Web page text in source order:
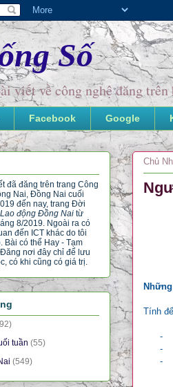
Số
viết về công nghệ đăng
Facebook Google
Chủ
Tính
-
-
-
đã đăng trên trang Công
Nai, Đồng Nai cuối
đến nay, trang Đời
Lao động Đồng Nai từ
8/2019. Ngoài ra có
đến ICT khác do tôi
Bài có thể Hay - Tạm
nơi đây chỉ để lưu
có khi cũng có giá trị.
tuần (55)
(549)